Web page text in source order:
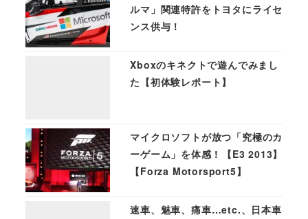
ルマ」関連特許をトヨタにライセ
ンス供与！
Xboxのキネクトで遊んでみまし
た【初体験レポート】
マイクロソフトが放つ「究極のカ
ーゲーム」を体感 ! 【E3 2013】
【Forza Motorsport5】
速車、魅車、痛車…etc.、日本車